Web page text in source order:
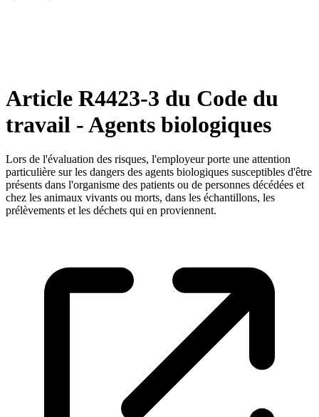
Article R4423-3 du Code du
travail - Agents biologiques
Lors de l'évaluation des risques, l'employeur porte une attention
particulière sur les dangers des agents biologiques susceptibles d'être
présents dans l'organisme des patients ou de personnes décédées et
chez les animaux vivants ou morts, dans les échantillons, les
prélèvements et les déchets qui en proviennent.